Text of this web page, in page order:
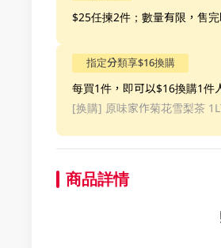
$25任揀2件；數量有限，售
指定分類享$16換購
每買1件，即可以$16換購1件
[换購] 原味家作菊花雪梨茶
商品詳情